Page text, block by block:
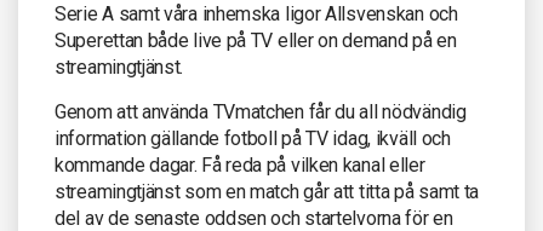
Serie A samt våra inhemska ligor Allsvenskan och
Superettan både live på TV eller on demand på en
streamingtjänst.
Genom att använda TVmatchen får du all nödvändig
information gällande fotboll på TV idag, ikväll och
kommande dagar. Få reda på vilken kanal eller
streamingtjänst som en match går att titta på samt ta
del av de senaste oddsen och startelvorna för en